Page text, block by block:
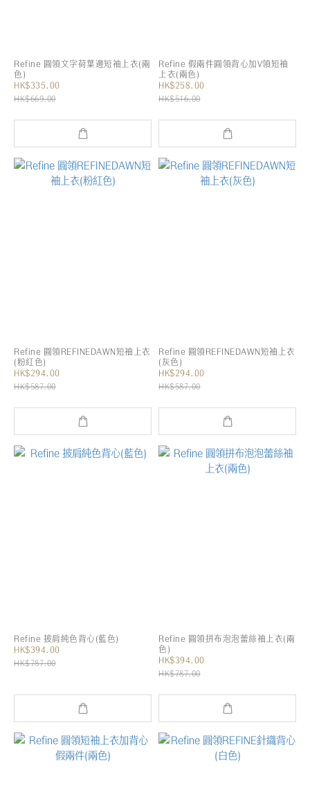
Refine 圓領文字荷葉邊短袖上衣(兩
色)
HK$335.00
HK$669.00
Refine 假兩件圓領背心加V領短袖
上衣(兩色)
HK$258.00
HK$516.00
Refine 圓領REFINEDAWN短袖上衣
(粉紅色)
HK$294.00
HK$587.00
Refine 圓領REFINEDAWN短袖上衣
(灰色)
HK$294.00
HK$587.00
Refine 披肩純色背心(藍色)
HK$394.00
HK$787.00
Refine 圓領拼布泡泡蕾絲袖上衣(兩
色)
HK$394.00
HK$787.00